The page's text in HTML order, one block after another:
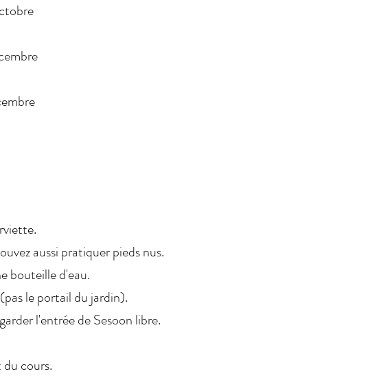
aussi pratiquer pieds nus.
bouteille d'eau.
le portail du jardin).
l'entrée de Sesoon libre.
cours.